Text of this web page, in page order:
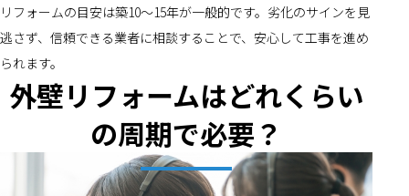
リフォームの目安は築10～15年が一般的です。劣化のサインを見
逃さず、信頼できる業者に相談することで、安心して工事を進め
られます。
外壁リフォームはどれくらい
の周期で必要？